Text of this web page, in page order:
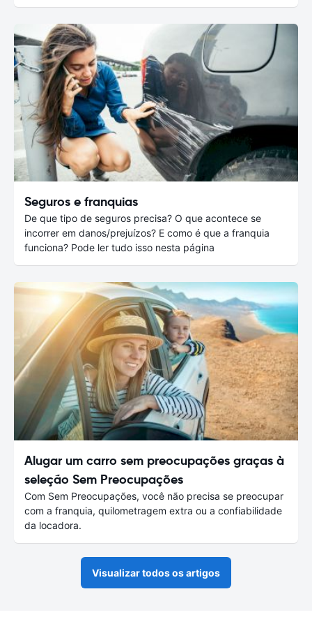
Seguros e franquias
De que tipo de seguros precisa? O que acontece se
incorrer em danos/prejuízos? E como é que a franquia
funciona? Pode ler tudo isso nesta página
Alugar um carro sem preocupações graças à
seleção Sem Preocupações
Com Sem Preocupações, você não precisa se preocupar
com a franquia, quilometragem extra ou a confiabilidade
da locadora.
Visualizar todos os artigos